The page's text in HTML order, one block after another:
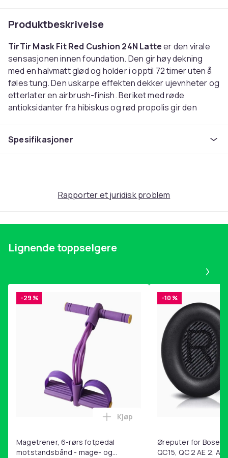
Produktbeskrivelse
TirTir Mask Fit Red Cushion 24N Latteer den virale
sensasjonen innen foundation. Den gir høy dekning
med en halvmatt glød og holder i opptil 72 timer uten å
føles tung. Den uskarpe effekten dekker ujevnheter og
etterlater en airbrush-finish. Beriket med røde
antioksidanter fra hibiskus og rød propolis gir den
Denne teksten er automatisk oversatt, og det kan
Spesifikasjoner
Rapporter et juridisk problem
Lignende toppselgere
-29 %
Magetrener, 6-rørs fotpedal
motstandsbånd - mage- og
Legg Magetrener, 6-rørs
Kjøp
-10 %
Øreputer for Bose
QC15, QC 2 AE 2, AE